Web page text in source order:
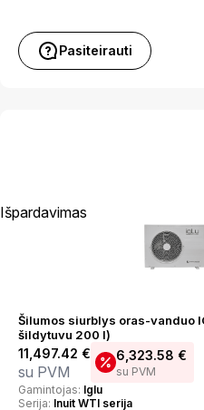
Pasiteirauti
Išpardavimas
Šilumos siurblys oras-vanduo
šildytuvu 200 l)
11,497.42 €
su PVM
6,323.58 €
su PVM
Gamintojas: Iglu
Serija: Inuit WTI serija